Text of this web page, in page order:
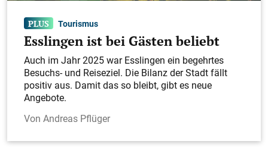
Tourismus
Esslingen ist bei Gästen beliebt
Auch im Jahr 2025 war Esslingen ein begehrtes
Besuchs- und Reiseziel. Die Bilanz der Stadt fällt
positiv aus. Damit das so bleibt, gibt es neue
Angebote.
Andreas Pflüger